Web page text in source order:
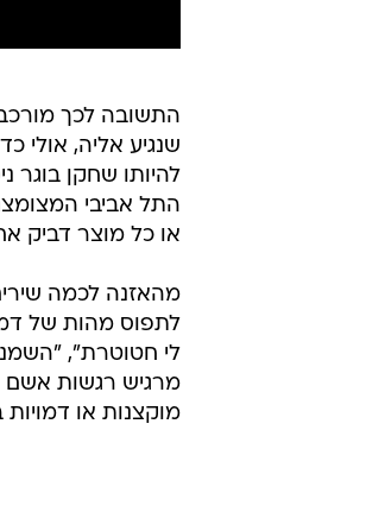
התשובה לכך
שנגיע אליה, אולי
להיותו שחקן בוגר
התל אביבי
או כל מוצר דביק
מהאזנה לכמה
לי חטוטרת",
מרגיש רגשות אשם
מוקצנות או